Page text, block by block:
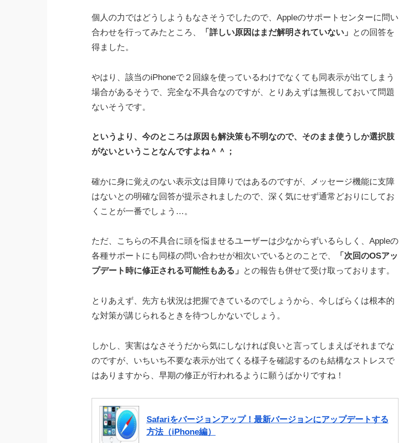
個人の力ではどうしようもなさそうでしたので、Appleのサポートセンターに問い
合わせを行ってみたところ、
「詳しい原因はまだ解明されていない」
との回答を
得ました。
やはり、該当のiPhoneで２回線を使っているわけでなくても同表示が出てしまう
場合があるそうで、完全な不具合なのですが、とりあえずは無視しておいて問題
ないそうです。
というより、今のところは原因も解決策も不明なので、そのまま使うしか選択肢
がないということなんですよね＾＾；
確かに身に覚えのない表示文は目障りではあるのですが、メッセージ機能に支障
はないとの明確な回答が提示されましたので、深く気にせず通常どおりにしてお
くことが一番でしょう…。
ただ、こちらの不具合に頭を悩ませるユーザーは少なからずいるらしく、Appleの
各種サポートにも同様の問い合わせが相次いでいるとのことで、
「次回のOSアッ
プデート時に修正される可能性もある」
との報告も併せて受け取っております。
とりあえず、先方も状況は把握できているのでしょうから、今しばらくは根本的
な対策が講じられるときを待つしかないでしょう。
しかし、実害はなさそうだから気にしなければ良いと言ってしまえばそれまでな
のですが、いちいち不要な表示が出てくる様子を確認するのも結構なストレスで
はありますから、早期の修正が行われるように願うばかりですね！
Safariをバージョンアップ！最新バージョンにアップデートする
方法（iPhone編）